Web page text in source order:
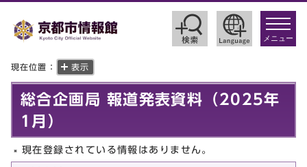
toggle
メニュー
現在位置： 表示
総合企画局 報道発表資料（2025年
1月）
現在登録されている情報はありません。